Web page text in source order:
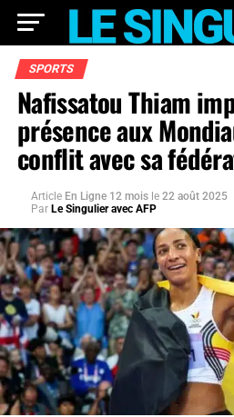
SPORTS
Nafissatou Thiam
présence aux
conflit avec sa
Article En Ligne 12 mois le 22 août 2025
Par Le Singulier avec AFP